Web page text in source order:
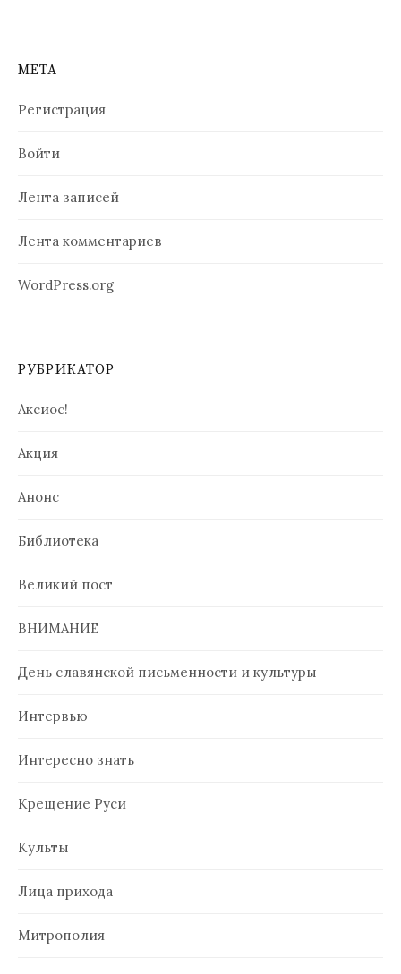
МЕТА
Регистрация
Войти
Лента записей
Лента комментариев
WordPress.org
РУБРИКАТОР
Аксиос!
Акция
Анонс
Библиотека
Великий пост
ВНИМАНИЕ
День славянской письменности и культуры
Интервью
Интересно знать
Крещение Руси
Культы
Лица прихода
Митрополия